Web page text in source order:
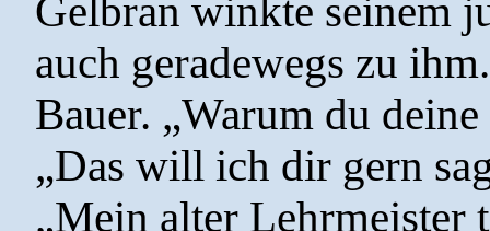
Gelbran winkte seinem
auch geradewegs zu
Bauer. „Warum du
„Das will ich dir gern
„Mein alter Lehrmeister